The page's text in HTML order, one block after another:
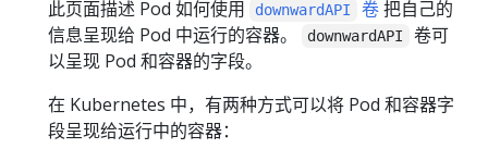
此页面描述 Pod 如何使用 downwardAPI 卷把自己的
信息呈现给 Pod 中运行的容器。
downwardAPI
卷可
以呈现 Pod 和容器的字段。
在 Kubernetes 中，有两种方式可以将 Pod 和容器字
段呈现给运行中的容器：